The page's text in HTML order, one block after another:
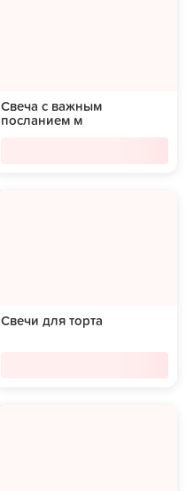
Свеча с важным
посланием м
Свечи для торта